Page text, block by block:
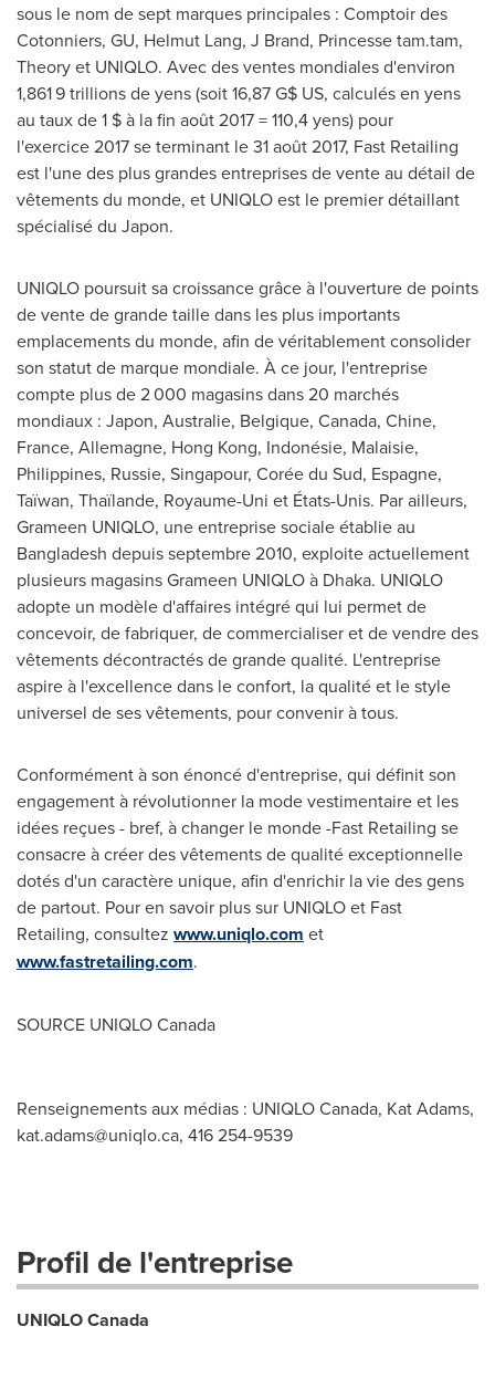
sous le nom de sept marques principales : Comptoir des
Cotonniers, GU, Helmut Lang, J Brand, Princesse tam.tam,
Theory et UNIQLO. Avec des ventes mondiales d'environ
1,861 9 trillions de yens (soit 16,87 G$ US, calculés en yens
au taux de 1 $ à la fin août 2017 = 110,4 yens) pour
l'exercice 2017 se terminant le 31 août 2017, Fast Retailing
est l'une des plus grandes entreprises de vente au détail de
vêtements du monde, et UNIQLO est le premier détaillant
spécialisé du Japon.
UNIQLO poursuit sa croissance grâce à l'ouverture de points
de vente de grande taille dans les plus importants
emplacements du monde, afin de véritablement consolider
son statut de marque mondiale. À ce jour, l'entreprise
compte plus de 2 000 magasins dans 20 marchés
mondiaux : Japon, Australie, Belgique, Canada, Chine,
France, Allemagne, Hong Kong, Indonésie, Malaisie,
Philippines, Russie, Singapour, Corée du Sud, Espagne,
Taïwan, Thaïlande, Royaume-Uni et États-Unis. Par ailleurs,
Grameen UNIQLO, une entreprise sociale établie au
Bangladesh depuis septembre 2010, exploite actuellement
plusieurs magasins Grameen UNIQLO à Dhaka. UNIQLO
adopte un modèle d'affaires intégré qui lui permet de
concevoir, de fabriquer, de commercialiser et de vendre des
vêtements décontractés de grande qualité. L'entreprise
aspire à l'excellence dans le confort, la qualité et le style
universel de ses vêtements, pour convenir à tous.
Conformément à son énoncé d'entreprise, qui définit son
engagement à révolutionner la mode vestimentaire et les
idées reçues - bref, à changer le monde -Fast Retailing se
consacre à créer des vêtements de qualité exceptionnelle
dotés d'un caractère unique, afin d'enrichir la vie des gens
de partout. Pour en savoir plus sur UNIQLO et Fast
Retailing, consultez www.uniqlo.com et
www.fastretailing.com.
SOURCE UNIQLO Canada
Renseignements aux médias : UNIQLO Canada, Kat Adams,
kat.adams@uniqlo.ca, 416 254-9539
Profil de l'entreprise
UNIQLO Canada